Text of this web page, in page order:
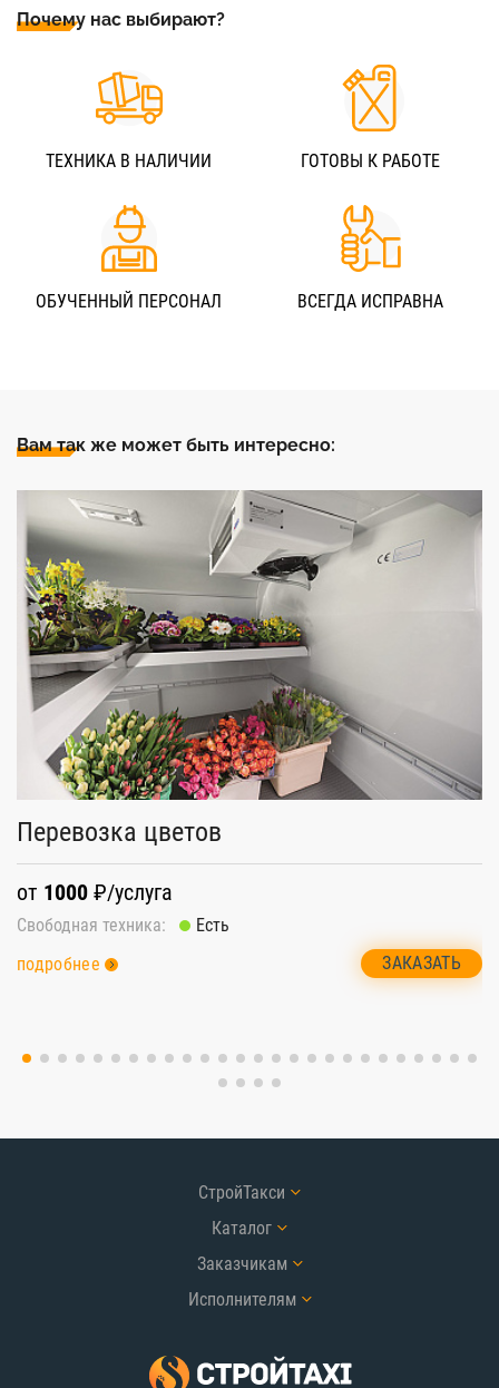
Почему нас выбирают?
ТЕХНИКА В НАЛИЧИИ ГОТОВЫ К РАБОТЕ
ОБУЧЕННЫЙ ПЕРСОНАЛ ВСЕГДА ИСПРАВНА
Вам так же может быть интересно:
Перевозка цветов
от 1000 ₽/услуга
Свободная техника:
Есть
подробнее
ЗАКАЗАТЬ
СтройТакси
Каталог
Заказчикам
Исполнителям